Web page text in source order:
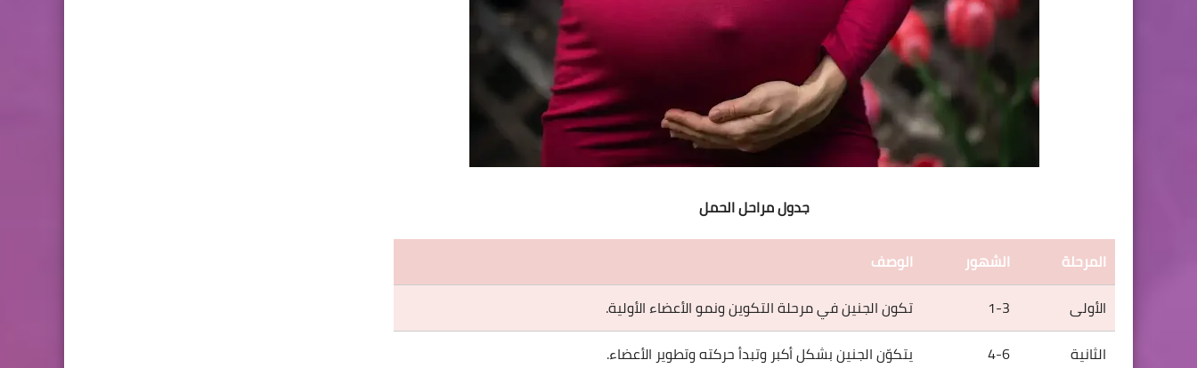
جدول مراحل الحمل
المرحلة الشهور
الوصف
الأولى
1-3
تكون الجنين في مرحلة التكوين ونمو الأعضاء الأولية.
الثانية
4-6
يتكوّن الجنين بشكل أكبر وتبدأ حركته وتطوير الأعضاء.